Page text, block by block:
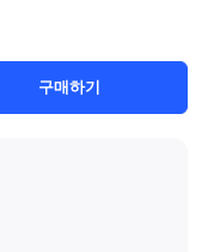
구매하기